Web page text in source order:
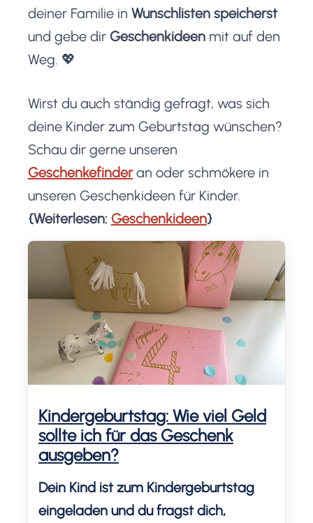
deiner Familie in Wunschlisten speicherst
und gebe dir Geschenkideen mit auf den
Weg. 💖
Wirst du auch ständig gefragt, was sich
deine Kinder zum Geburtstag wünschen?
Schau dir gerne unseren
Geschenkefinderan oder schmökere in
unseren Geschenkideen für Kinder.
{Weiterlesen: Geschenkideen}
Kindergeburtstag: Wie viel Geld
sollte ich für das Geschenk
ausgeben?
Dein Kind ist zum Kindergeburtstag
eingeladen und du fragst dich,